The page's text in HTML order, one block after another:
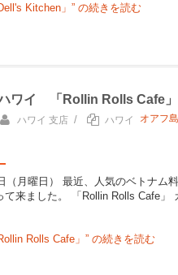
Kitchen」” の続きを読む
ワイ 「Rollin Rolls Cafe」
ハワイ 支店 / ハワイ オアフ
（月曜日） 最近、人気のベトナム
て来ました。 「Rollin Rolls Cafe」
Rolls Cafe」” の続きを読む